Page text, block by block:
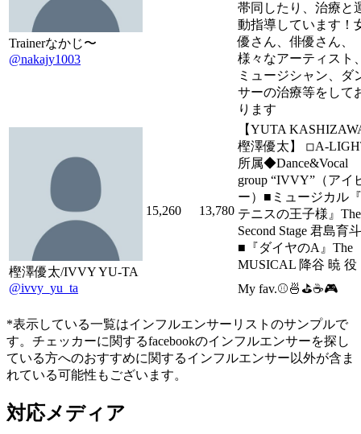
Trainerなかじ〜
@nakajy1003
帯同したり、治療と
動指導しています！
優さん、俳優さん、
様々なアーティスト
ミュージシャン、ダ
サーの治療等をして
ります
樫澤優太/IVVY YU-TA
@ivvy_yu_ta
15,260 13,780
【YUTA
樫澤優太】 ◽︎A-
所属◆Dance&Vocal
group “IVVY”（アイ
ー）■ミュージカル
テニスの王子様』The
Second Stage 君島育
■『ダイヤのA』The
MUSICAL 降谷 暁 役
My fav.⚾️🍜⛳️☕️🎮
*表示している一覧はインフルエンサーリストのサンプルで
す。チェッカーに関するfacebookのインフルエンサーを探し
ている方へのおすすめに関するインフルエンサー以外が含ま
れている可能性もございます。
対応メディア